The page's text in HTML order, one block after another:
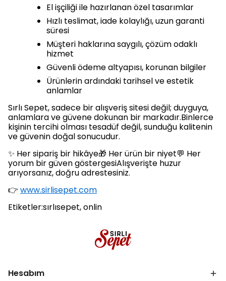
El işçiliği ile hazırlanan özel tasarımlar
Hızlı teslimat, iade kolaylığı, uzun garanti
süresi
Müşteri haklarına saygılı, çözüm odaklı
hizmet
Güvenli ödeme altyapısı, korunan bilgiler
Ürünlerin ardındaki tarihsel ve estetik
anlamlar
Sırlı Sepet, sadece bir alışveriş sitesi değil; duyguya,
anlamlara ve güvene dokunan bir markadır.Binlerce
kişinin tercihi olması tesadüf değil, sunduğu kalitenin
ve güvenin doğal sonucudur.
✨ Her sipariş bir hikâye🎁 Her ürün bir niyet💬 Her
yorum bir güven göstergesiAlışverişte huzur
arıyorsanız, doğru adrestesiniz.
👉 www.sirlisepet.com
Etiketler:sırlısepet, onlin
Hesabım